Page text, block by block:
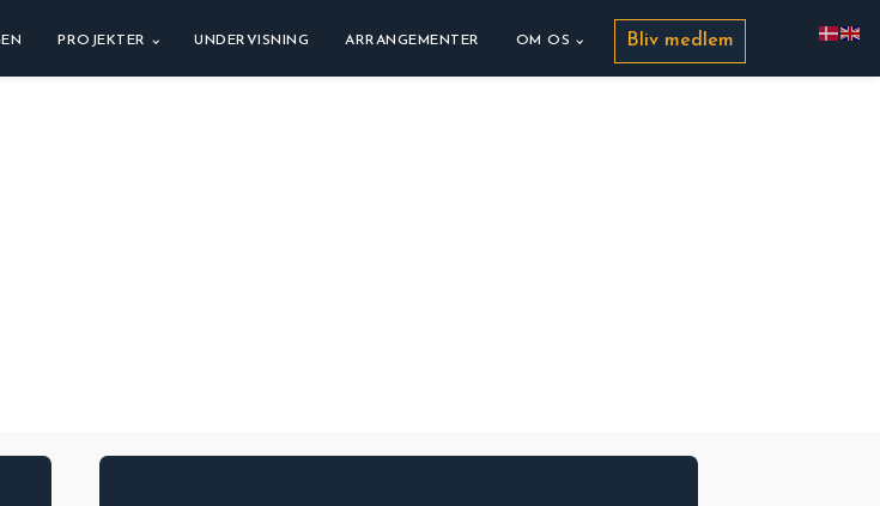
PROJEKTER UNDERVISNING ARRANGEMENTER OM OS Bliv medlem